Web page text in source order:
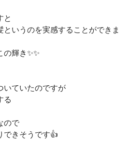
と
いうのを実感することができま
輝き✨✨
いていたのですが
る
ので
できそうです👍